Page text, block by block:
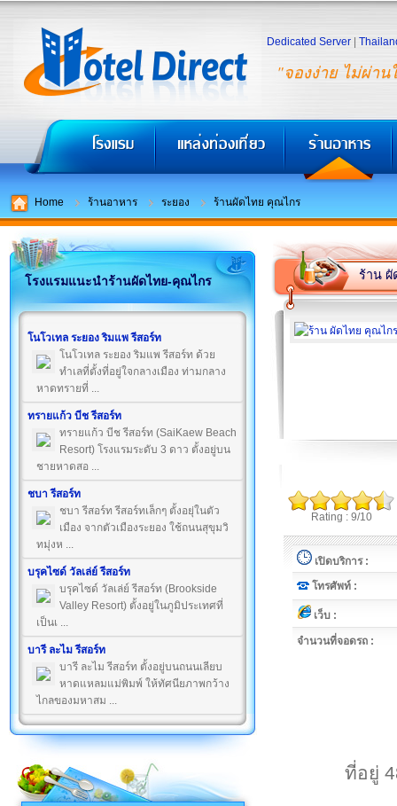
"จองง่าย ไม่ผ่าน
Dedicated Server
Home ร้านอาหาร ระยอง ร้านผัดไทย คุณไกร
โรงแรมแนะนำร้านผัดไทย-คุณไกร
โนโวเทล ระยอง ริมแพ รีสอร์ท
โนโวเทล ระยอง ริมแพ รีสอร์ท ด้วย
ทำเลที่ตั้งที่อยู่ใจกลางเมือง ท่ามกลาง
หาดทรายที่ ...
ทรายแก้ว บีช รีสอร์ท
ทรายแก้ว บีช รีสอร์ท (SaiKaew Beach
Resort) โรงแรมระดับ 3 ดาว ตั้งอยู่บน
ชายหาดสอ ...
ชบา รีสอร์ท
ชบา รีสอร์ท รีสอร์ทเล็กๆ ตั้งอยุ่ในตัว
เมือง จากตัวเมืองระยอง ใช้ถนนสุขุมวิ
ทมุ่งห ...
บรุคไซด์ วัลเล่ย์ รีสอร์ท
บรุคไซด์ วัลเล่ย์ รีสอร์ท (Brookside
Valley Resort) ตั้งอยู่ในภูมิประเทศที่
เป็นเ ...
บารี ละไม รีสอร์ท
บารี ละไม รีสอร์ท ตั้งอยู่บนถนนเลียบ
หาดแหลมแม่พิมพ์ ให้ทัศนียภาพกว้าง
ไกลของมหาสม ...
ร้าน ผั
Rating : 9/10
เปิดบริการ :
โทรศัพท์ :
เว็บ :
จำนวนที่จอดรถ :
ที่อยู่